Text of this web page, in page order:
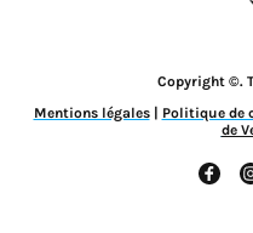
Copyright ©.
Mentions légales| Politique de
de